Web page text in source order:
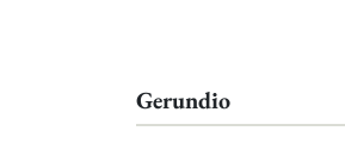
Gerundio